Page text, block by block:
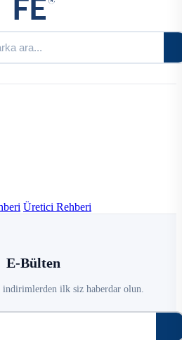
Üretici Rehberi
E-Bülten
indirimlerden ilk siz haberdar olun.